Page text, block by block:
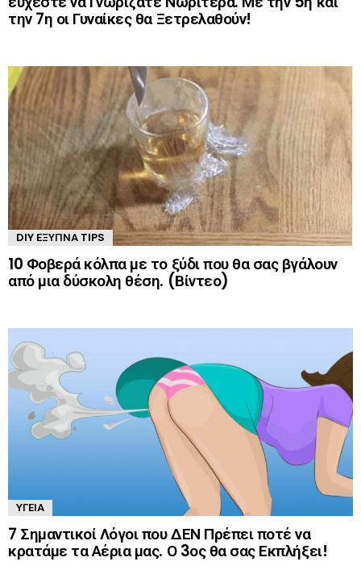
την 7η οι Γυναίκες θα Ξετρελαθούν!
DIY ΈΞΥΠΝΑ TIPS
10 Φοβερά κόλπα με το ξύδι που θα σας βγάλουν
από μια δύσκολη θέση. (Βίντεο)
ΥΓΕΊΑ
7 Σημαντικοί Λόγοι που ΔΕΝ Πρέπει ποτέ να
κρατάμε τα Αέρια μας. Ο 3ος θα σας Εκπλήξει!